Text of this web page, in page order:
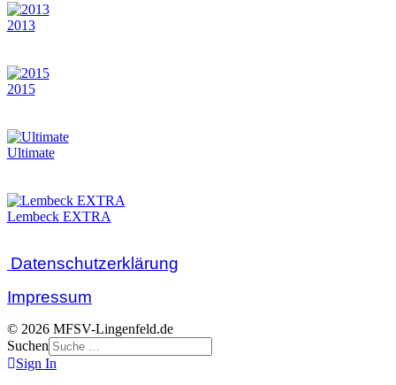
2013
2015
Ultimate
Lembeck EXTRA
Datenschutzerklärung
Impressum
© 2026 MFSV-Lingenfeld.de
Suchen
Sign In